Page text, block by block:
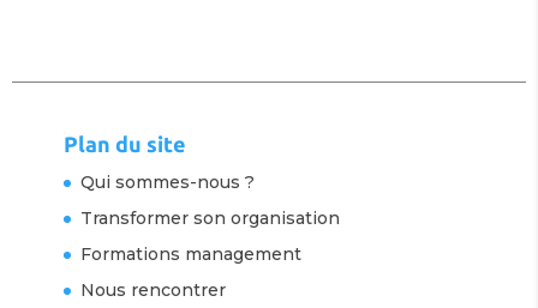
Plan du site
Qui sommes-nous ?
Transformer son organisation
Formations management
Nous rencontrer